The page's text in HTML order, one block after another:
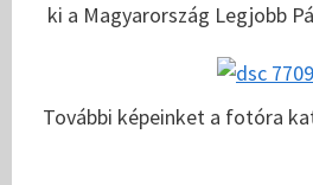
ki a Magyarország Legjobb
További képeinket a fotóra